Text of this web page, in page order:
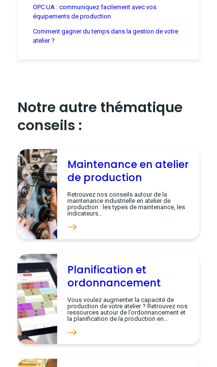
OPC UA : communiquez facilement avec vos
équipements de production
Comment gagner du temps dans la gestion de votre
atelier ?
Notre autre thématique
conseils :
Maintenance en atelier
de production
Retrouvez nos conseils autour de la
maintenance industrielle en atelier de
production : les types de maintenance, les
indicateurs…
Planification et
ordonnancement
Vous voulez augmenter la capacité de
production de votre atelier ? Retrouvez nos
ressources autour de l’ordonnancement et
la planification de la production en…